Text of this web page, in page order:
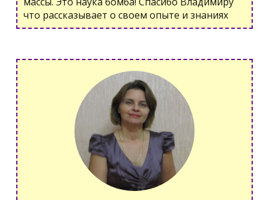
что рассказывает о своем опыте и знаниях